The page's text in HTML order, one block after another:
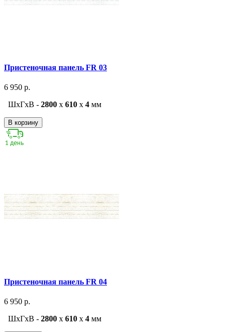
Пристеночная панель FR 03
6 950 р.
ШxГxВ - 2800 x 610 x 4 мм
В корзину
Пристеночная панель FR 04
6 950 р.
ШxГxВ - 2800 x 610 x 4 мм